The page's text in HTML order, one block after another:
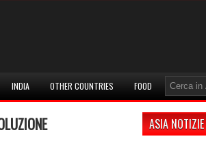
INDIA OTHER COUNTRIES FOOD
ASIA